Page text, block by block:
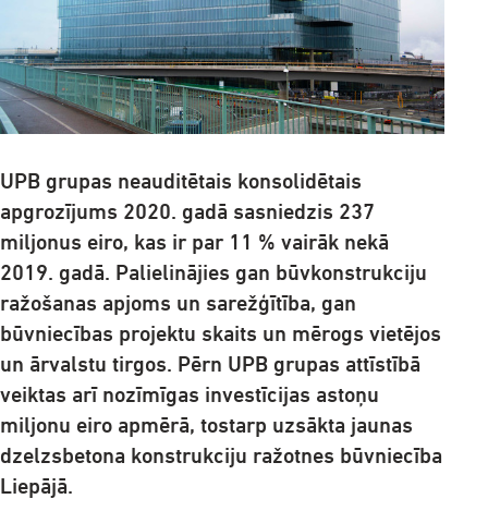
UPB grupas neauditētais konsolidētais
apgrozījums 2020. gadā sasniedzis 237
miljonus eiro, kas ir par 11 % vairāk nekā
2019. gadā. Palielinājies gan būvkonstrukciju
ražošanas apjoms un sarežģītība, gan
būvniecības projektu skaits un mērogs vietējos
un ārvalstu tirgos. Pērn UPB grupas attīstībā
veiktas arī nozīmīgas investīcijas astoņu
miljonu eiro apmērā, tostarp uzsākta jaunas
dzelzsbetona konstrukciju ražotnes būvniecība
Liepājā.